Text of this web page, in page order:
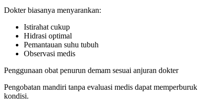
Dokter biasanya menyarankan:
Istirahat cukup
Hidrasi optimal
Pemantauan suhu tubuh
Observasi medis
Penggunaan obat penurun demam sesuai anjuran dokter
Pengobatan mandiri tanpa evaluasi medis dapat memperburuk
kondisi.